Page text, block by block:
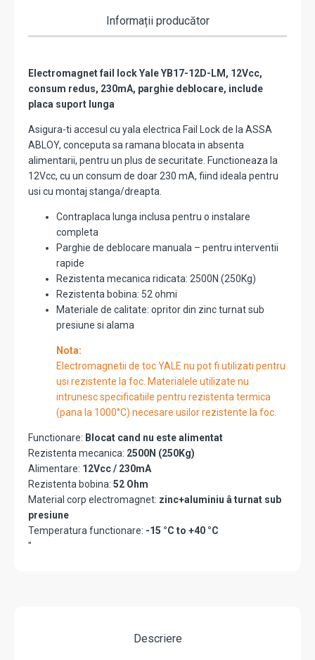
Informații producător
Electromagnet fail lock Yale YB17-12D-LM, 12Vcc,
consum redus, 230mA, parghie deblocare, include
placa suport lunga
Asigura-ti accesul cu yala electrica Fail Lock de la ASSA
ABLOY, conceputa sa ramana blocata in absenta
alimentarii, pentru un plus de securitate. Functioneaza la
12Vcc, cu un consum de doar 230 mA, fiind ideala pentru
usi cu montaj stanga/dreapta.
Contraplaca lunga inclusa pentru o instalare
completa
Parghie de deblocare manuala – pentru interventii
rapide
Rezistenta mecanica ridicata: 2500N (250Kg)
Rezistenta bobina: 52 ohmi
Materiale de calitate: opritor din zinc turnat sub
presiune si alama
Nota:
Electromagnetii de toc YALE nu pot fi utilizati pentru
usi rezistente la foc. Materialele utilizate nu
intrunesc specificatiile pentru rezistenta termica
(pana la 1000°C) necesare usilor rezistente la foc.
Functionare: Blocat cand nu este alimentat
Rezistenta mecanica: 2500N (250Kg)
Alimentare: 12Vcc / 230mA
Rezistenta bobina: 52 Ohm
Material corp electromagnet: zinc+aluminiu â turnat sub
presiune
Temperatura functionare: -15 °C to +40 °C
"
Descriere